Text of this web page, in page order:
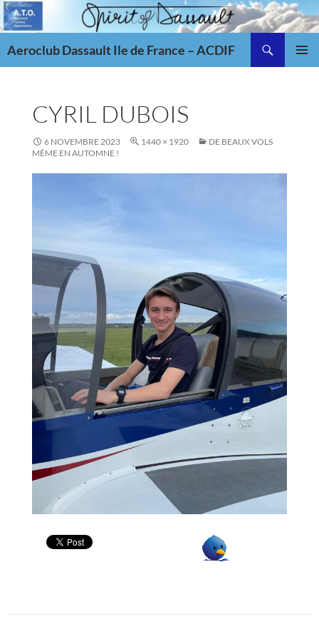
Aller
au
Aeroclub Dassault Ile de France – ACDIF
CYRIL DUBOIS
6 NOVEMBRE 2023 1440 × 1920
DE BEAUX VOLS
MÊME EN AUTOMNE !